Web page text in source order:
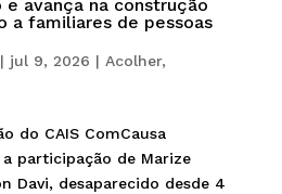
e avança na construção
a familiares de pessoas
| jul 9, 2026 | Acolher,
do CAIS ComCausa
participação de Marize
Davi, desaparecido desde 4